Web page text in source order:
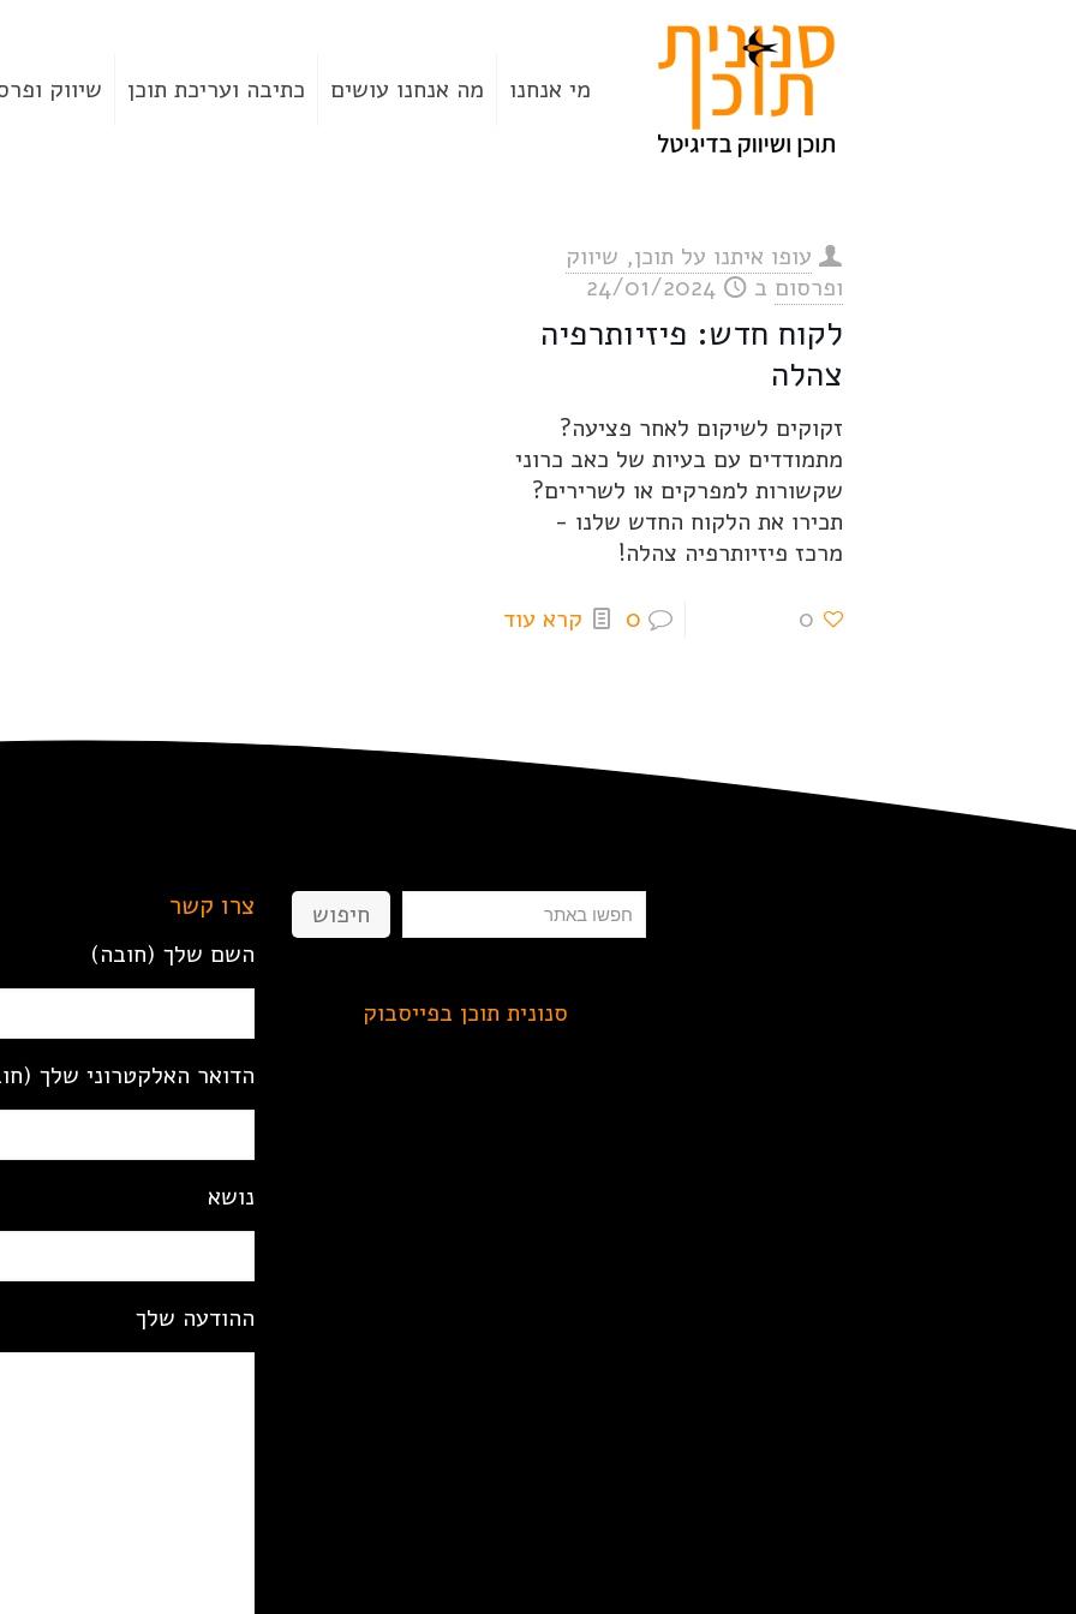
מי אנחנו מה אנחנו עושים כתיבה ועריכת תוכן שיווק
עופו איתנו על תוכן, שיווק
ופרסום ב 24/01/2024
לקוח חדש: פיזיותרפיה
צהלה
זקוקים לשיקום לאחר פציעה?
מתמודדים עם בעיות של כאב כרוני
שקשורות למפרקים או לשרירים?
תכירו את הלקוח החדש שלנו -
מרכז פיזיותרפיה צהלה!
0
0 קרא עוד
חיפוש חיפוש
סנונית תוכן בפייסבוק
צרו קשר
השם שלך (חובה)
הדואר האלקטרוני שלך
נושא
ההודעה שלך